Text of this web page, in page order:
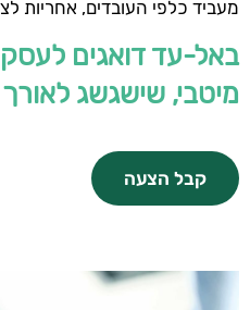
מעביד כלפי העובדים, אחריות
באל-עד דואגים
מיטבי, שישגשג
קבל הצעה